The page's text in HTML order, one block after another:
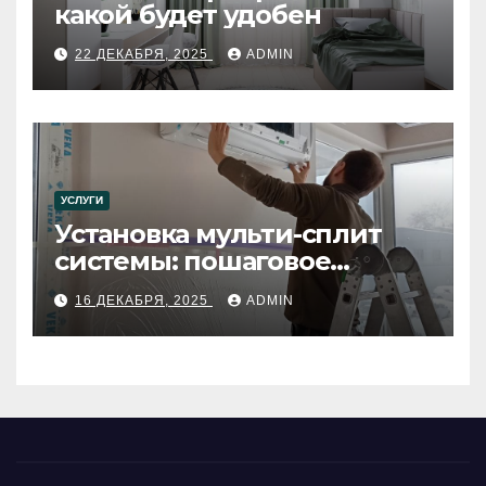
какой будет удобен
22 ДЕКАБРЯ, 2025 ADMIN
УСЛУГИ
Установка мульти-сплит
системы: пошаговое
руководство
16 ДЕКАБРЯ, 2025 ADMIN